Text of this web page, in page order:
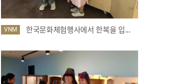
VNM 한국문화체험행사에서 한복을 입...